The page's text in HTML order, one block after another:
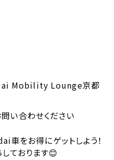
Mobility Lounge京都
い合わせください
車をお得にゲットしよう！
ております😊